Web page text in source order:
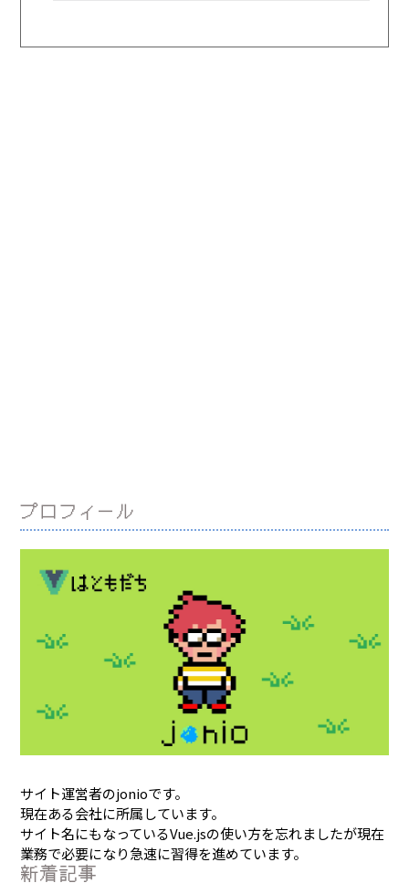
プロフィール
サイト運営者のjonioです。
現在ある会社に所属しています。
サイト名にもなっているVue.jsの使い方を忘れましたが現在
業務で必要になり急速に習得を進めています。
新着記事